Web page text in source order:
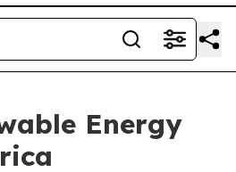
Energy